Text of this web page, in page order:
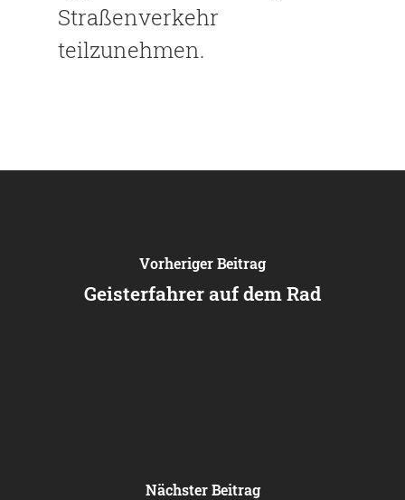
Straßenverkehr
teilzunehmen.
Vorheriger Beitrag
Geisterfahrer auf dem Rad
Nächster Beitrag